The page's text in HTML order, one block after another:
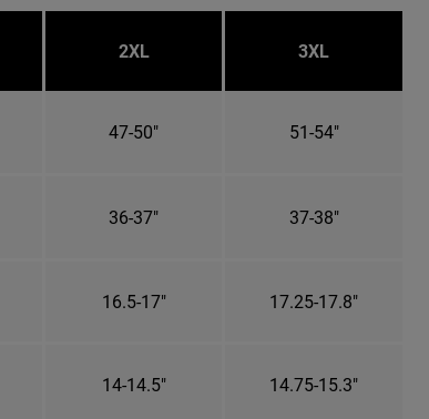
2XL 3XL
47-50" 51-54"
36-37" 37-38"
16.5-17" 17.25-17.8"
14-14.5" 14.75-15.3"